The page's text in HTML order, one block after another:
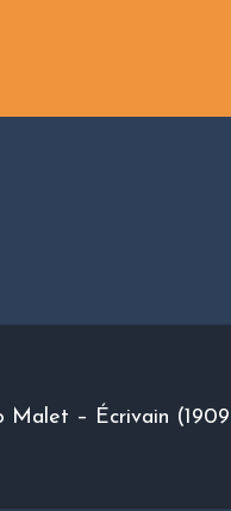
Malet – Écrivain